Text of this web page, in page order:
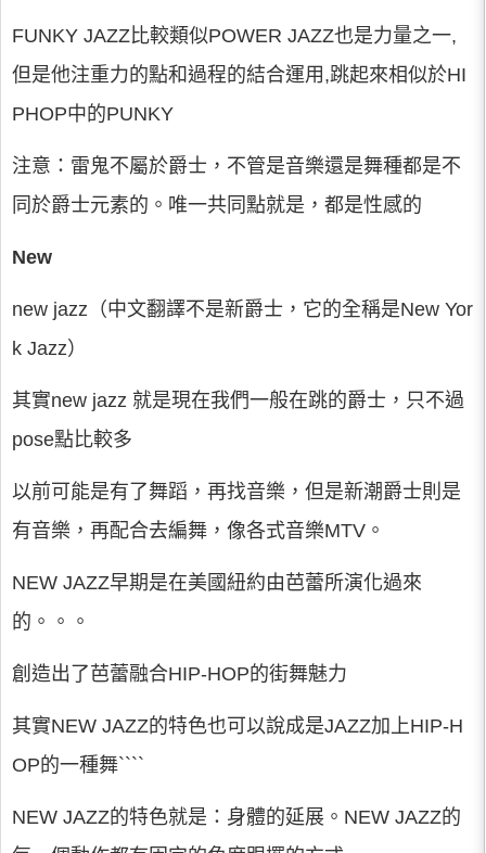
FUNKY JAZZ比較類似POWER JAZZ也是力量之一,
但是他注重力的點和過程的結合運用,跳起來相似於HI
PHOP中的PUNKY
注意：雷鬼不屬於爵士，不管是音樂還是舞種都是不
同於爵士元素的。唯一共同點就是，都是性感的
New
new jazz（中文翻譯不是新爵士，它的全稱是New Yor
k Jazz）
其實new jazz 就是現在我們一般在跳的爵士，只不過
pose點比較多
以前可能是有了舞蹈，再找音樂，但是新潮爵士則是
有音樂，再配合去編舞，像各式音樂MTV。
NEW JAZZ早期是在美國紐約由芭蕾所演化過來
的。。。
創造出了芭蕾融合HIP-HOP的街舞魅力
其實NEW JAZZ的特色也可以說成是JAZZ加上HIP-H
OP的一種舞````
NEW JAZZ的特色就是：身體的延展。NEW JAZZ的